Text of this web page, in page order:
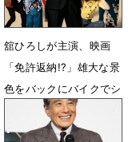
舘ひろしが主演、映画
「免許返納!?」雄大な景
色をバックにバイクでシ
ョットガンをぶっ放
す！ 本編冒頭シーン公